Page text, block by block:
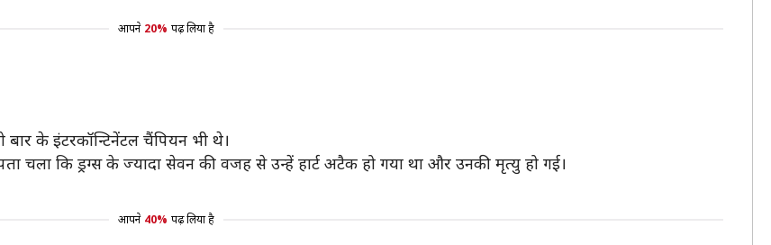
आपने 20% पढ़ लिया है
के इंटरकॉन्टिनेंटल चैंपियन भी थे।
चला कि ड्रग्स के ज्यादा सेवन की वजह से उन्हें हार्ट अटैक हो गया था और उनकी मृत्यु हो गई।
आपने 40% पढ़ लिया है